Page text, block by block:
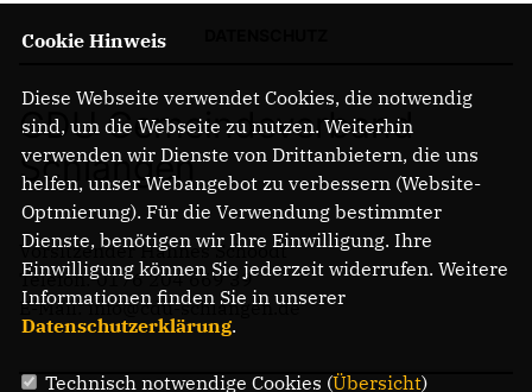
CDU Gemeindeverband
Schlangen
Vorsitzender Hannes Schoodt
Telefon: 0176 204 669 39
E-Mail: info@cdu-schlangen.de
Cookie Hinweis
Diese Webseite verwendet Cookies, die notwendig
sind, um die Webseite zu nutzen. Weiterhin
verwenden wir Dienste von Drittanbietern, die uns
helfen, unser Webangebot zu verbessern (Website-
Optmierung). Für die Verwendung bestimmter
Dienste, benötigen wir Ihre Einwilligung. Ihre
Einwilligung können Sie jederzeit widerrufen. Weitere
Informationen finden Sie in unserer
Datenschutzerklärung.
Technisch notwendige Cookies (Übersicht)